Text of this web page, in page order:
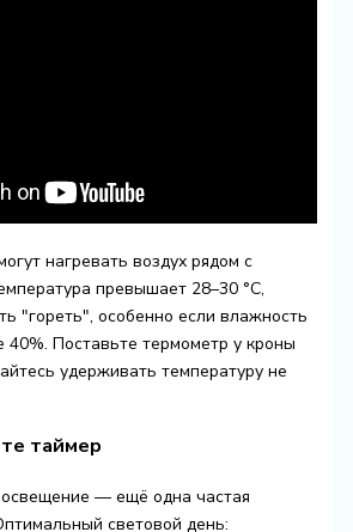
нагревать воздух рядом с
превышает 28–30 °C,
"гореть", особенно если влажность
Поставьте термометр у кроны
удерживать температуру не
таймер
— ещё одна частая
световой день: